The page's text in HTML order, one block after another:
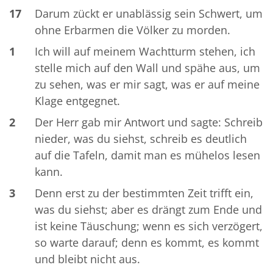
17
Darum zückt er unablässig sein Schwert, um
ohne Erbarmen die Völker zu morden.
1
Ich will auf meinem Wachtturm stehen, ich
stelle mich auf den Wall und spähe aus, um
zu sehen, was er mir sagt, was er auf meine
Klage entgegnet.
2
Der Herr gab mir Antwort und sagte: Schreib
nieder, was du siehst, schreib es deutlich
auf die Tafeln, damit man es mühelos lesen
kann.
3
Denn erst zu der bestimmten Zeit trifft ein,
was du siehst; aber es drängt zum Ende und
ist keine Täuschung; wenn es sich verzögert,
so warte darauf; denn es kommt, es kommt
und bleibt nicht aus.